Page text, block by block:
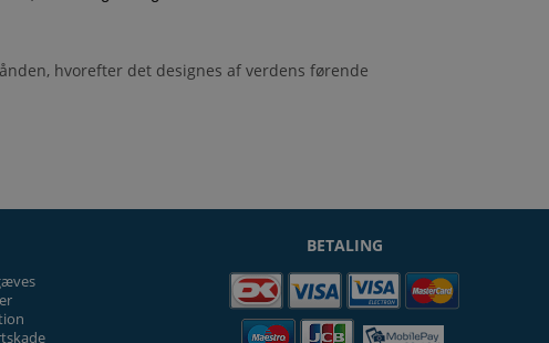
hvorefter det designes af verdens førende
BETALING